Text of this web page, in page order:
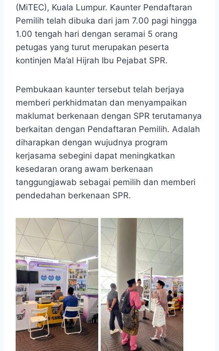
(MiTEC), Kuala Lumpur. Kaunter Pendaftaran
Pemilih telah dibuka dari jam 7.00 pagi hingga
1.00 tengah hari dengan seramai 5 orang
petugas yang turut merupakan peserta
kontinjen Ma’al Hijrah Ibu Pejabat SPR.
Pembukaan kaunter tersebut telah berjaya
memberi perkhidmatan dan menyampaikan
maklumat berkenaan dengan SPR terutamanya
berkaitan dengan Pendaftaran Pemilih. Adalah
diharapkan dengan wujudnya program
kerjasama sebegini dapat meningkatkan
kesedaran orang awam berkenaan
tanggungjawab sebagai pemilih dan memberi
pendedahan berkenaan SPR.